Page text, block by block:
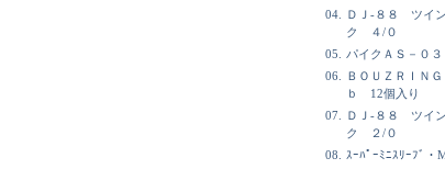
04.
ＤＪ-８８ ツイ
ク ４/０
05.
パイクＡＳ－０
06.
ＢＯＵＺＲＩＮ
ｂ 12個入り
07.
ＤＪ-８８ ツイ
ク ２/０
08.
ｽｰﾊﾟｰﾐﾆｽﾘｰﾌﾞ・